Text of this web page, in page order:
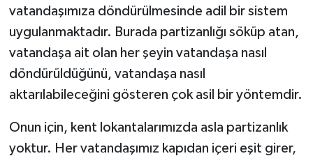
vatandaşımıza döndürülmesinde adil bir sistem
uygulanmaktadır. Burada partizanlığı söküp atan,
vatandaşa ait olan her şeyin vatandaşa nasıl
döndürüldüğünü, vatandaşa nasıl
aktarılabileceğini gösteren çok asil bir yöntemdir.
Onun için, kent lokantalarımızda asla partizanlık
yoktur. Her vatandaşımız kapıdan içeri eşit girer,